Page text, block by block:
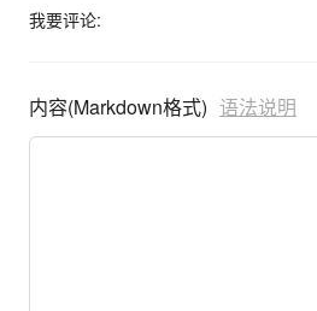
我要评论:
内容(Markdown格式) 语法说明